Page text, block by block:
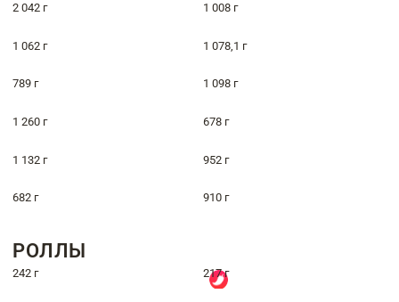
2 042 г 1 008 г
1 062 г 1 078,1 г
789 г 1 098 г
1 260 г 678 г
1 132 г 952 г
682 г 910 г
РОЛЛЫ
242 г 217 г